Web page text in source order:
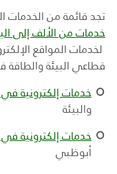
تجد قائمة من الخدمات
خدمات من الألف إلى
لخدمات المواقع
قطاعي البيئة والطاقة
خدمات إلكترونية
والبيئة
خدمات إلكترونية
أبوظبي